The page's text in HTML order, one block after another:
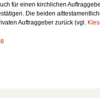
für einen kirchlichen
Die beiden
Auftraggeber zurück (vgl.